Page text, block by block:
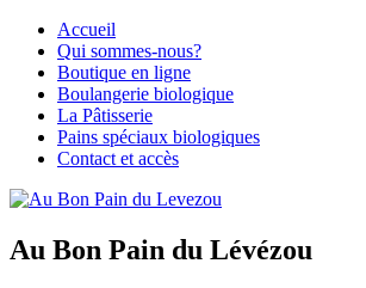
Accueil
Qui sommes-nous?
Boutique en ligne
Boulangerie biologique
La Pâtisserie
Pains spéciaux biologiques
Contact et accès
Au Bon Pain du Lévézou